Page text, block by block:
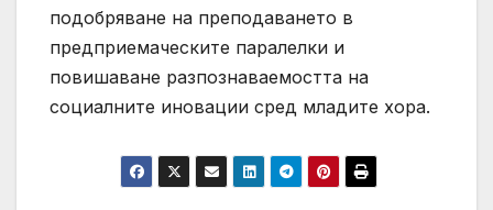
подобряване на преподаването в
предприемаческите паралелки и
повишаване разпознаваемостта на
социалните иновации сред младите хора.